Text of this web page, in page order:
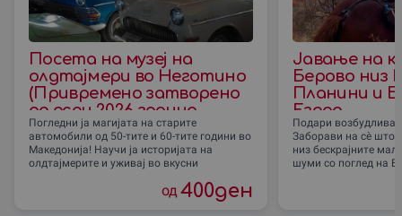
Посета на музеј на
олдтајмери во Неготино
(Привремено затворено
до есен 2026 година
поради реновирање и
преместување)
Погледни ја магијата на старите
автомобили од 50-тите и 60-тите години во
Македонија! Научи ја историјата на
олдтајмерите и уживај во вкусни
од 400ден
Јавање на
Берово низ
Планини и
Езеро
Подари возбудлива
Заборави на сè што
низ бескрајните
шуми со поглед на